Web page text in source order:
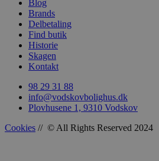
Blog
Brands
Delbetaling
Find butik
Historie
Skagen
Kontakt
98 29 31 88
info@vodskovbolighus.dk
Plovhusene 1, 9310 Vodskov
Cookies // © All Rights Reserved 2024
woocommerce_cart_hash
woocommerce_items_in_cart